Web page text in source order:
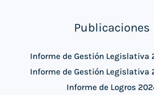
Publicaciones
Informe de Gestión Legislativa
Informe de Gestión Legislativa
Informe de Logros